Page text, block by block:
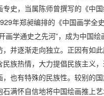
专史，当属陈师曾撰写的《中
年郑昶编排的《中国画学全
画学通史之先河”，成为中国
，并逐渐走向独立。正因有如
民族热情，大力提倡民族主义
，也有特殊的民族性。较别的
石满怀自信地将中国绘画推上